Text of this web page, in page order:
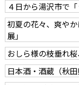
４日から湯沢市で
初夏の花々、爽や
展」
おしら様の枝垂れ
日本酒・酒蔵（秋田